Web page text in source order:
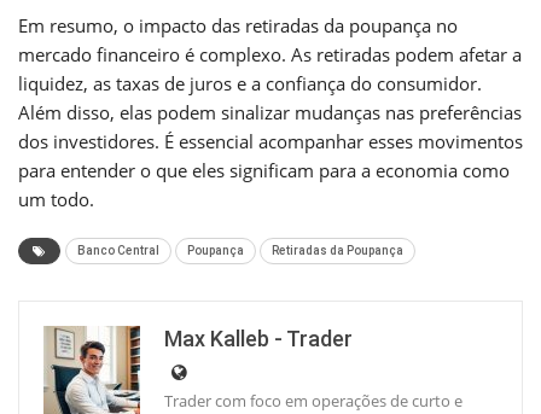
Em resumo, o impacto das retiradas da poupança no
mercado financeiro é complexo. As retiradas podem afetar a
liquidez, as taxas de juros e a confiança do consumidor.
Além disso, elas podem sinalizar mudanças nas preferências
dos investidores. É essencial acompanhar esses movimentos
para entender o que eles significam para a economia como
um todo.
Banco Central Poupança Retiradas da Poupança
Max Kalleb - Trader
Trader com foco em operações de curto e